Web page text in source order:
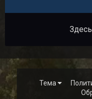
Тема